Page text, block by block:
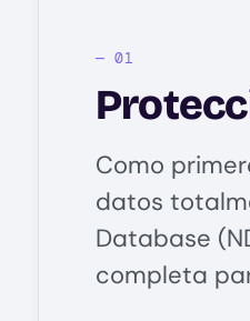
Como
datos
Database
completa